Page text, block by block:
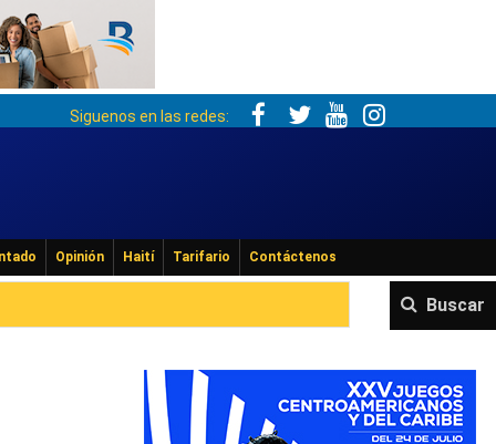
Siguenos en las redes:
Opinión Haití Tarifario Contáctenos
Buscar